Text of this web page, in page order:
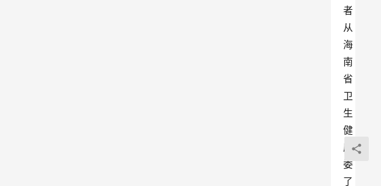
者
从
海
南
省
卫
生
健
康
委
了